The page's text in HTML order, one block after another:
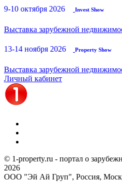
9-10 октября 2026 Invest Show
Выставка зарубежной
13-14 ноября 2026 Property Show
Выставка зарубежной
Личный кабинет
© 1-property.ru - портал о
2026
ООО "Эй Ай Груп", Россия,